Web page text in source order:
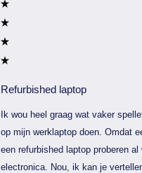
Refurbished laptop
Ik wou heel graag wat vaker
op mijn werklaptop doen. Omdat
een refurbished laptop proberen
electronica. Nou, ik kan je